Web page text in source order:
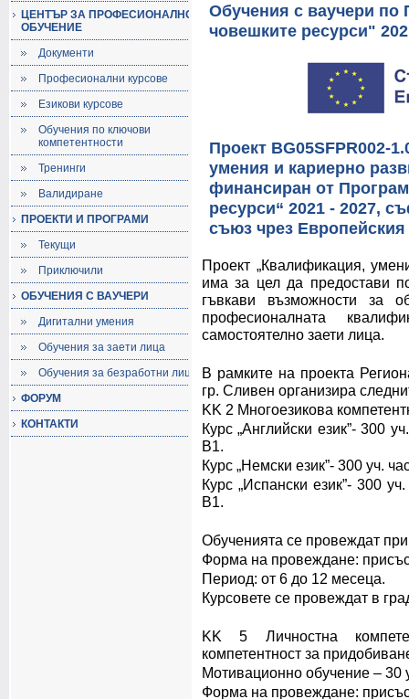
ЦЕНТЪР ЗА ПРОФЕСИОНАЛНО
ОБУЧЕНИЕ
Документи
Професионални курсове
Езикови курсове
Обучения по ключови
компетентности
Тренинги
Валидиране
ПРОЕКТИ И ПРОГРАМИ
Текущи
Приключили
ОБУЧЕНИЯ С ВАУЧЕРИ
Дигитални умения
Обучения за заети лица
Обучения за безработни лица
ФОРУМ
КОНТАКТИ
Обучения с ваучери по
човешките ресурси"
Проект BG05SFPR002-
умения и кариерно
финансиран от
ресурси“ 2021 - 2027,
съюз чрез
Проект „Квалификация,
има за цел да предостави
гъвкави възможности за
професионалната
самостоятелно заети лица.
В рамките на проекта
гр. Сливен организира
KK 2 Многоезикова
Курс „Английски език”- 300
В1.
Курс „Немски език”- 300 уч.
Курс „Испански език”- 300
В1.
Обученията се провеждат
Форма на провеждане:
Период: от 6 до 12 месеца.
Курсовете се провеждат в
KK 5 Личностна
компетентност за
Мотивационно обучение – 30
Форма на провеждане: